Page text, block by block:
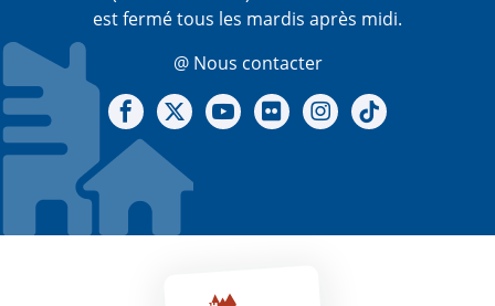
est fermé tous les mardis après midi.
@ Nous contacter
Notre Facebook
Notre X - (twitter)
Notre chaine Youtube
Notre Gallerie sur Flickr
Notre Instagram